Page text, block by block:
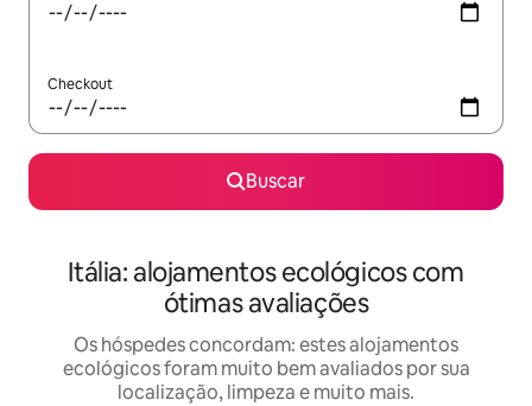
Checkout
Buscar
Itália: alojamentos ecológicos com
ótimas avaliações
Os hóspedes concordam: estes alojamentos
ecológicos foram muito bem avaliados por sua
localização, limpeza e muito mais.